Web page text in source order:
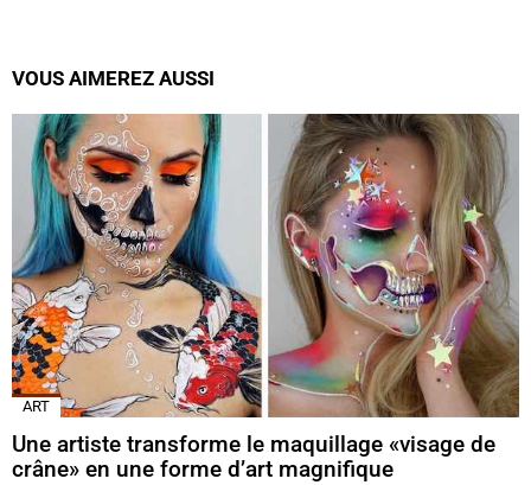
VOUS AIMEREZ AUSSI
ART
Une artiste transforme le maquillage «visage de
crâne» en une forme d’art magnifique